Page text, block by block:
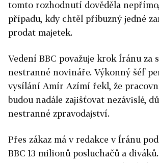
tomto rozhodnutí dověděla
případu, kdy chtěl příbuzný jedné
prodat majetek.
Vedení BBC považuje krok Íránu za
nestranné novináře. Výkonný šéf
vysílání Amír Azímí řekl, že
budou nadále zajišťovat nezávislé,
nestranné zpravodajství.
Přes zákaz má v redakce v Íránu
BBC 13 milionů posluchačů a